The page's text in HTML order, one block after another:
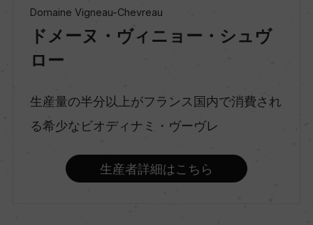
スティルワイン
味わい
品種（原材料）
Domaine Vigneau-Chevreau
ドメーヌ・ヴィニョー・シュヴ
ロー
生産量の半分以上がフランス国内で消費され
る希少なビオディナミ・ヴーヴレ
生産者詳細はこちら